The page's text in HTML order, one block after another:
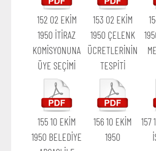
152 02 EKİM
1950 İTİRAZ
KOMİSYONUNA
ÜYE SEÇİMİ
153 02 EKİM
1950 ÇELENK
ÜCRETLERİNİN
TESPİTİ
155 10 EKİM
1950 BELEDİYE
156 10 EKİM
1950
157